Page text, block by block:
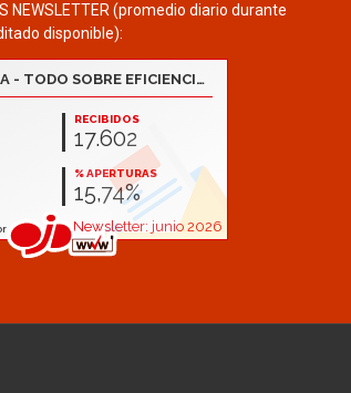
NEWSLETTER (promedio diario durante
disponible):